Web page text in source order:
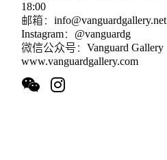
18:00
邮箱：info@vanguardgallery.net
Instagram：@vanguardg
微信公众号：Vanguard Gallery
www.vanguardgallery.com